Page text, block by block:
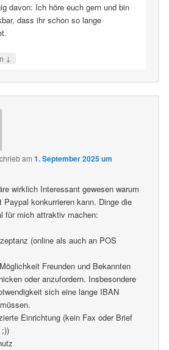
davon: Ich höre euch gern und bin
dass ihr schon so lange
↓
am1. September 2025 um
wirklich Interessant gewesen warum
Paypal konkurrieren kann. Dinge die
für mich attraktiv machen:
(online als auch an POS
Freunden und Bekannten
oder anzufordern. Insbesondere
sich eine lange IBAN
Einrichtung (kein Fax oder Brief